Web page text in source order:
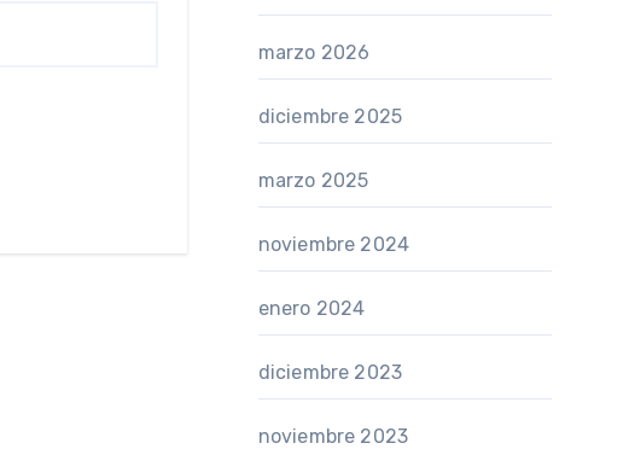
marzo 2026
diciembre 2025
marzo 2025
noviembre 2024
enero 2024
diciembre 2023
noviembre 2023